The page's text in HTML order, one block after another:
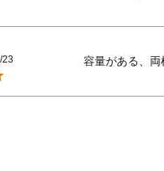
23 容量がある、両